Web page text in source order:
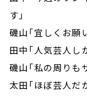
す」
磯山「宜しくお願
田中「人気芸人し
磯山「私の周りも
太田「ほぼ芸人だ